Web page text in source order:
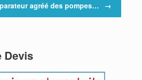
agréé des pompes… →
Devis